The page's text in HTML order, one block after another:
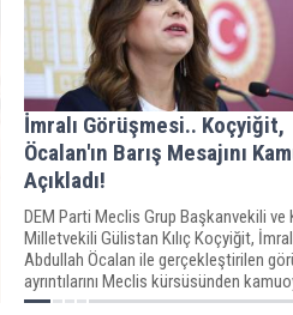
İmralı Görüşmesi.. Koçyiğit,
Öcalan'ın Barış Mesajını
Açıkladı!
DEM Parti Meclis Grup Başkanvekili ve
Milletvekili Gülistan Kılıç Koçyiğit,
Abdullah Öcalan ile gerçekleştirilen
ayrıntılarını Meclis kürsüsünden
paylaştı.